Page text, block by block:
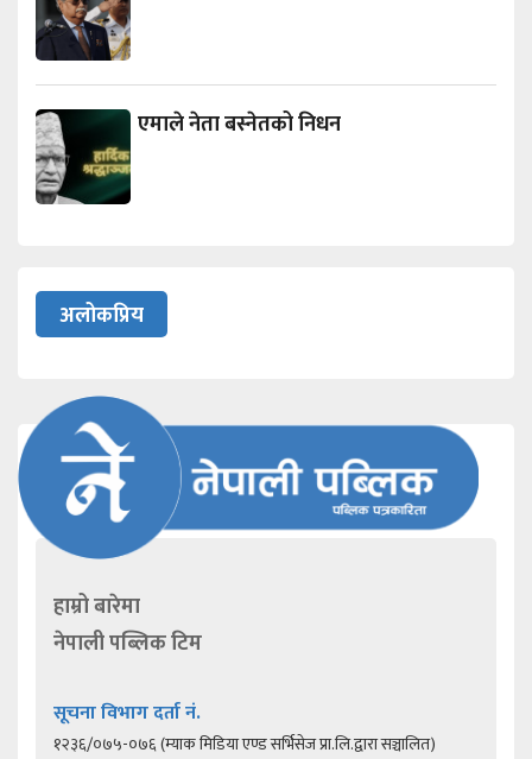
एमाले नेता बस्नेतको निधन
अलोकप्रिय
हाम्रो बारेमा
नेपाली पब्लिक टिम
सूचना विभाग दर्ता नं.
१२३६/०७५-०७६ (म्याक मिडिया एण्ड सर्भिसेज प्रा.लि.द्वारा सञ्चालित)